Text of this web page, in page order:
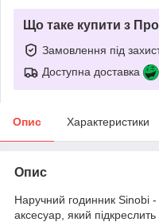
Що таке купити з
Замовлення під
Доступна доставка
Опис Характеристики
Опис
Наручний годинник Sinobi
аксесуар, який підкреслить